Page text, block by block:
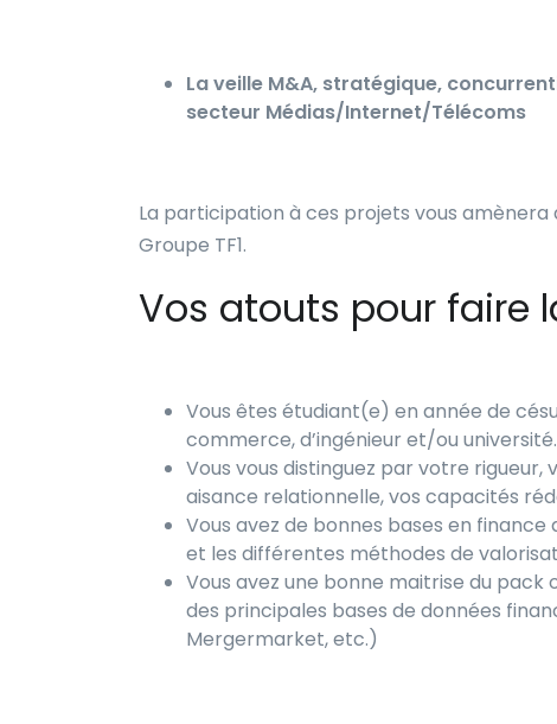
La veille M&A, stratégique,
secteur Médias/Internet/Télécoms
La participation à ces projets vous
Groupe TF1.
Vos atouts pour faire
Vous êtes étudiant(e) en année de
commerce, d’ingénieur et/ou université.
Vous vous distinguez par votre
aisance relationnelle, vos capacités
Vous avez de bonnes bases en finance
et les différentes méthodes de
Vous avez une bonne maitrise du pack
des principales bases de données
Mergermarket, etc.)